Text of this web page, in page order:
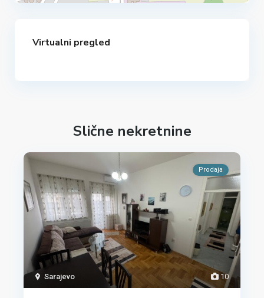
Virtualni pregled
Slične nekretnine
10
Sarajevo
Prodaja